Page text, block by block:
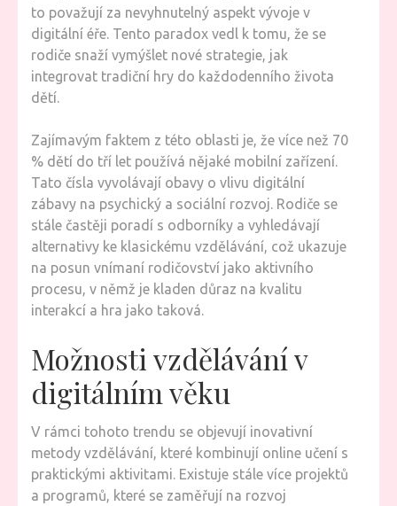
to považují za nevyhnutelný aspekt vývoje v
digitální éře. Tento paradox vedl k tomu, že se
rodiče snaží vymýšlet nové strategie, jak
integrovat tradiční hry do každodenního života
dětí.
Zajímavým faktem z této oblasti je, že více než 70
% dětí do tří let používá nějaké mobilní zařízení.
Tato čísla vyvolávají obavy o vlivu digitální
zábavy na psychický a sociální rozvoj. Rodiče se
stále častěji poradí s odborníky a vyhledávají
alternativy ke klasickému vzdělávání, což ukazuje
na posun vnímaní rodičovství jako aktivního
procesu, v němž je kladen důraz na kvalitu
interakcí a hra jako taková.
Možnosti vzdělávání v
digitálním věku
V rámci tohoto trendu se objevují inovativní
metody vzdělávání, které kombinují online učení s
praktickými aktivitami. Existuje stále více projektů
a programů, které se zaměřují na rozvoj